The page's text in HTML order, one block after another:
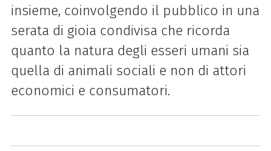
insieme, coinvolgendo il pubblico in una
serata di gioia condivisa che ricorda
quanto la natura degli esseri umani sia
quella di animali sociali e non di attori
economici e consumatori.